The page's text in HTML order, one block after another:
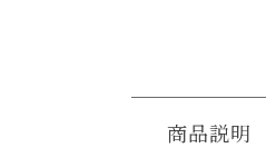
商品説明